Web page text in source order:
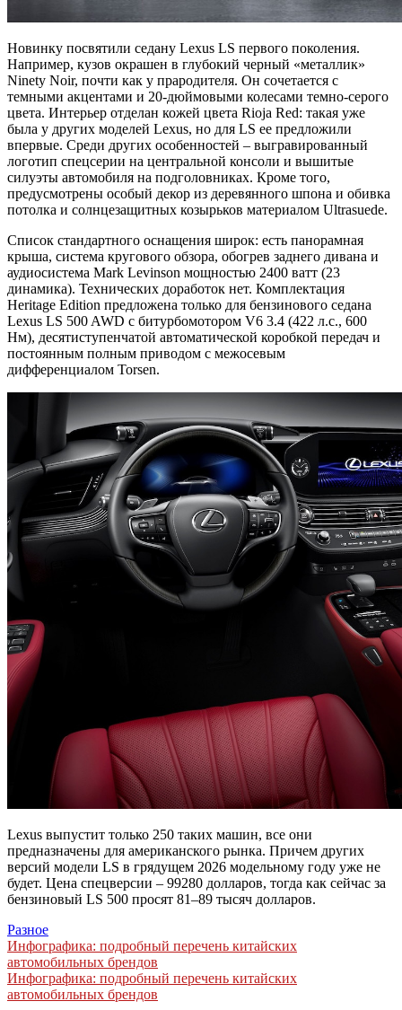
Новинку посвятили седану Lexus LS первого поколения.
Например, кузов окрашен в глубокий черный «металлик»
Ninety Noir, почти как у прародителя. Он сочетается с
темными акцентами и 20-дюймовыми колесами темно-серого
цвета. Интерьер отделан кожей цвета Rioja Red: такая уже
была у других моделей Lexus, но для LS ее предложили
впервые. Среди других особенностей – выгравированный
логотип спецсерии на центральной консоли и вышитые
силуэты автомобиля на подголовниках. Кроме того,
предусмотрены особый декор из деревянного шпона и обивка
потолка и солнцезащитных козырьков материалом Ultrasuede.
Список стандартного оснащения широк: есть панорамная
крыша, система кругового обзора, обогрев заднего дивана и
аудиосистема Mark Levinson мощностью 2400 ватт (23
динамика). Технических доработок нет. Комплектация
Heritage Edition предложена только для бензинового седана
Lexus LS 500 AWD с битурбомотором V6 3.4 (422 л.с., 600
Нм), десятиступенчатой автоматической коробкой передач и
постоянным полным приводом с межосевым
дифференциалом Torsen.
Lexus выпустит только 250 таких машин, все они
предназначены для американского рынка. Причем других
версий модели LS в грядущем 2026 модельному году уже не
будет. Цена спецверсии – 99280 долларов, тогда как сейчас за
бензиновый LS 500 просят 81–89 тысяч долларов.
Разное
Навигация
по
записям
Инфографика: подробный перечень китайских
автомобильных брендов
Инфографика: подробный перечень китайских
автомобильных брендов